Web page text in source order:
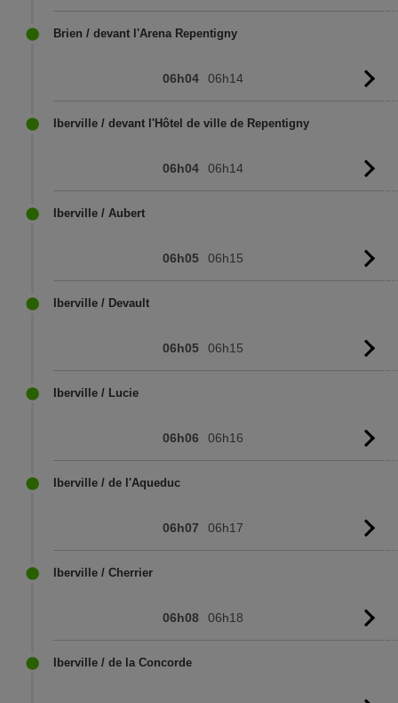
Brien / devant l'Arena Repentigny
06h04 06h14
Iberville / devant l'Hôtel de ville de Repentigny
06h04 06h14
Iberville / Aubert
06h05 06h15
Iberville / Devault
06h05 06h15
Iberville / Lucie
06h06 06h16
Iberville / de l'Aqueduc
06h07 06h17
Iberville / Cherrier
06h08 06h18
Iberville / de la Concorde